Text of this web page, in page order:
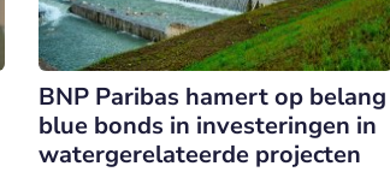
BNP Paribas hamert op belang
blue bonds in investeringen in
watergerelateerde projecten